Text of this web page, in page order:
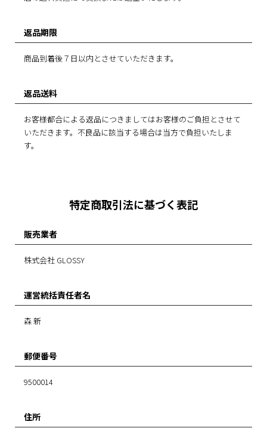
返品期限
商品到着後７日以内とさせていただきます。
返品送料
お客様都合による返品につきましてはお客様のご負担とさせて
いただきます。不良品に該当する場合は当方で負担いたしま
す。
特定商取引法に基づく表記
販売業者
株式会社 GLOSSY
運営統括責任者名
森 新
郵便番号
9500014
住所